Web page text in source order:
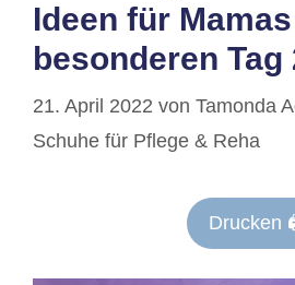
Ideen für Mamas
besonderen Tag
21. April 2022 von Tamonda
Schuhe für Pflege & Reha
Drucken